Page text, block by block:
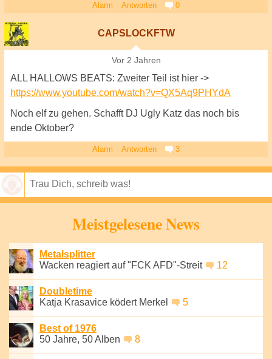
Alarm Antworten 0
CAPSLOCKFTW
Vor 2 Jahren
ALL HALLOWS BEATS: Zweiter Teil ist hier ->
https://www.youtube.com/watch?v=QX5Aq9PHYdA
Noch elf zu gehen. Schafft DJ Ugly Katz das noch bis
ende Oktober?
Alarm Antworten 3
Meistgelesene News
Metalsplitter
Wacken reagiert auf "FCK AFD"-Streit
12
Doubletime
Katja Krasavice ködert Merkel
5
Best of 1976
50 Jahre, 50 Alben
8